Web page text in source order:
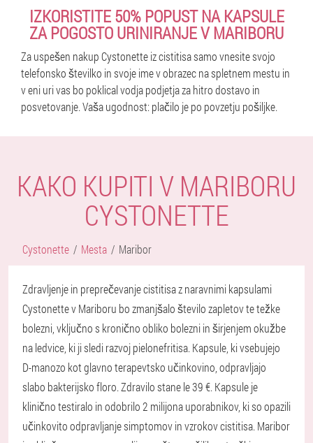
IZKORISTITE 50% POPUST NA KAPSULE
ZA POGOSTO URINIRANJE V MARIBORU
Za uspešen nakup Cystonette iz cistitisa samo vnesite svojo
telefonsko številko in svoje ime v obrazec na spletnem mestu in
v eni uri vas bo poklical vodja podjetja za hitro dostavo in
posvetovanje. Vaša ugodnost: plačilo je po povzetju pošiljke.
KAKO KUPITI V MARIBORU
CYSTONETTE
Cystonette Mesta Maribor
Zdravljenje in preprečevanje cistitisa z naravnimi kapsulami
Cystonette v Mariboru bo zmanjšalo število zapletov te težke
bolezni, vključno s kronično obliko bolezni in širjenjem okužbe
na ledvice, ki ji sledi razvoj pielonefritisa. Kapsule, ki vsebujejo
D-manozo kot glavno terapevtsko učinkovino, odpravljajo
slabo bakterijsko floro. Zdravilo stane le 39 €. Kapsule je
klinično testiralo in odobrilo 2 milijona uporabnikov, ki so opazili
učinkovito odpravljanje simptomov in vzrokov cistitisa. Maribor